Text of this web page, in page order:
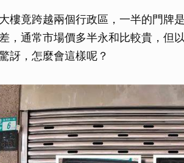
樓竟跨越兩個行政區，一半的門牌
，通常市場價多半永和比較貴，但
訝，怎麼會這樣呢？